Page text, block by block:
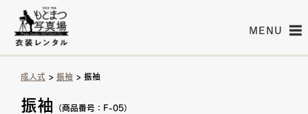
MENU
成人式 > 振袖 > 振袖
振袖 （商品番号：F-05）